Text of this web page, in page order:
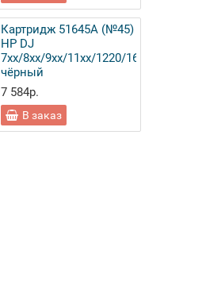
Картридж 51645A (№45)
HP DJ
7xx/8xx/9xx/11xx/1220/1600/6122/
чёрный
7 584р.
В заказ